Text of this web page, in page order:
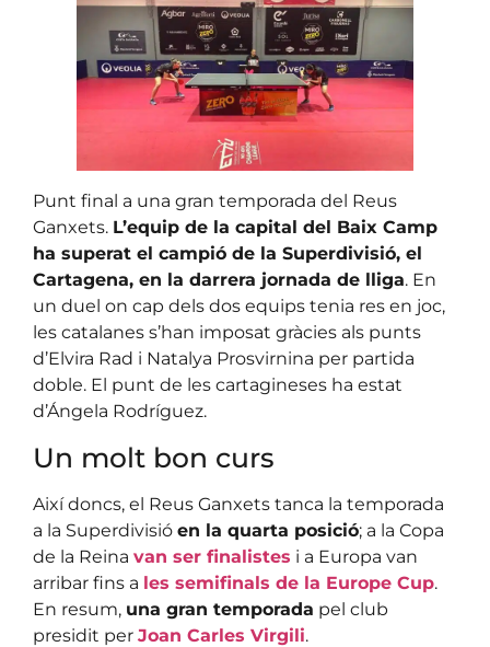
Punt final a una gran temporada del Reus
Ganxets. L’equip de la capital del Baix Camp
ha superat el campió de la Superdivisió, el
Cartagena, en la darrera jornada de lliga. En
un duel on cap dels dos equips tenia res en joc,
les catalanes s’han imposat gràcies als punts
d’Elvira Rad i Natalya Prosvirnina per partida
doble. El punt de les cartagineses ha estat
d’Ángela Rodríguez.
Un molt bon curs
Així doncs, el Reus Ganxets tanca la temporada
a la Superdivisió en la quarta posició; a la Copa
de la Reina van ser finalistes i a Europa van
arribar fins a les semifinals de la Europe Cup.
En resum, una gran temporada pel club
presidit per Joan Carles Virgili.